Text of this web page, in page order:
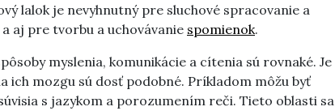
lalok je nevyhnutný pre sluchové spracovanie a
aj pre tvorbu a uchovávanie spomienok.
myslenia, komunikácie a cítenia sú rovnaké. Je
ich mozgu sú dosť podobné. Príkladom môžu byť
s jazykom a porozumením reči. Tieto oblasti sa